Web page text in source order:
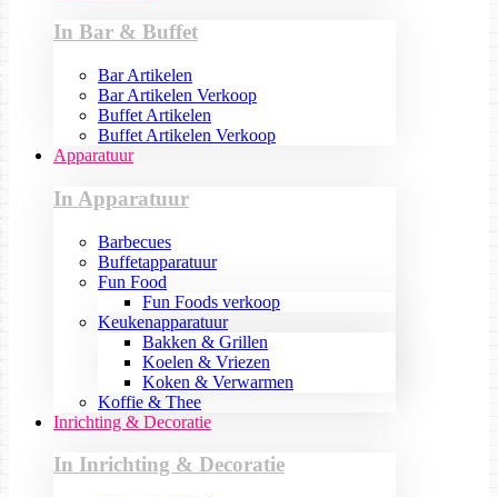
In Bar & Buffet
Bar Artikelen
Bar Artikelen Verkoop
Buffet Artikelen
Buffet Artikelen Verkoop
Apparatuur
In Apparatuur
Barbecues
Buffetapparatuur
Fun Food
Fun Foods verkoop
Keukenapparatuur
Bakken & Grillen
Koelen & Vriezen
Koken & Verwarmen
Koffie & Thee
Inrichting & Decoratie
In Inrichting & Decoratie